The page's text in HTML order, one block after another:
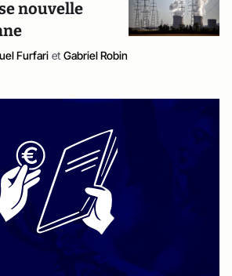
nouvelle
Furfari et Gabriel Robin